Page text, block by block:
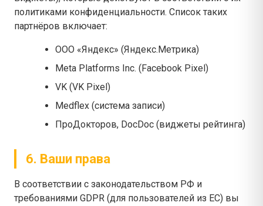
политиками конфиденциальности. Список таких
партнёров включает:
ООО «Яндекс» (Яндекс.Метрика)
Meta Platforms Inc. (Facebook Pixel)
VK (VK Pixel)
Medflex (система записи)
ПроДокторов, DocDoc (виджеты рейтинга)
6. Ваши права
В соответствии с законодательством РФ и
требованиями GDPR (для пользователей из ЕС) вы